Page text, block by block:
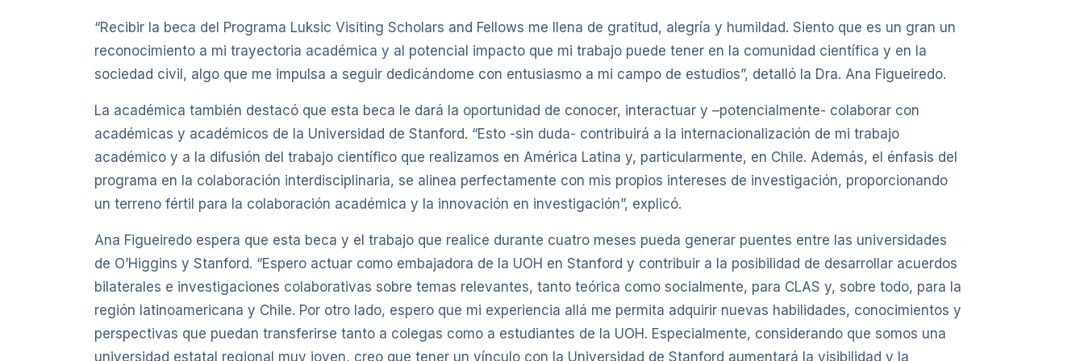
“Recibir la beca del Programa Luksic Visiting Scholars and Fellows me llena de gratitud, alegría y humildad. Siento que es un gran un
reconocimiento a mi trayectoria académica y al potencial impacto que mi trabajo puede tener en la comunidad científica y en la
sociedad civil, algo que me impulsa a seguir dedicándome con entusiasmo a mi campo de estudios”, detalló la Dra. Ana Figueiredo.
La académica también destacó que esta beca le dará la oportunidad de conocer, interactuar y –potencialmente- colaborar con
académicas y académicos de la Universidad de Stanford. “Esto -sin duda- contribuirá a la internacionalización de mi trabajo
académico y a la difusión del trabajo científico que realizamos en América Latina y, particularmente, en Chile. Además, el énfasis del
programa en la colaboración interdisciplinaria, se alinea perfectamente con mis propios intereses de investigación, proporcionando
un terreno fértil para la colaboración académica y la innovación en investigación”, explicó.
Ana Figueiredo espera que esta beca y el trabajo que realice durante cuatro meses pueda generar puentes entre las universidades
de O’Higgins y Stanford. “Espero actuar como embajadora de la UOH en Stanford y contribuir a la posibilidad de desarrollar acuerdos
bilaterales e investigaciones colaborativas sobre temas relevantes, tanto teórica como socialmente, para CLAS y, sobre todo, para la
región latinoamericana y Chile. Por otro lado, espero que mi experiencia allá me permita adquirir nuevas habilidades, conocimientos y
perspectivas que puedan transferirse tanto a colegas como a estudiantes de la UOH. Especialmente, considerando que somos una
universidad estatal regional muy joven, creo que tener un vínculo con la Universidad de Stanford aumentará la visibilidad y la